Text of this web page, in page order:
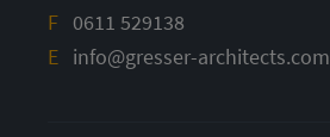
F 0611 529138
E info@gresser-architects.com